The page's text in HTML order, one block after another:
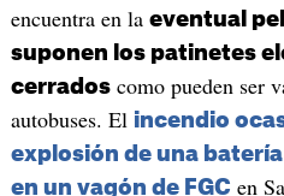
encuentra en la eventual
suponen los patinetes
cerradoscomo pueden ser
autobuses. El incendio
explosión de una
en un vagón de FGC en